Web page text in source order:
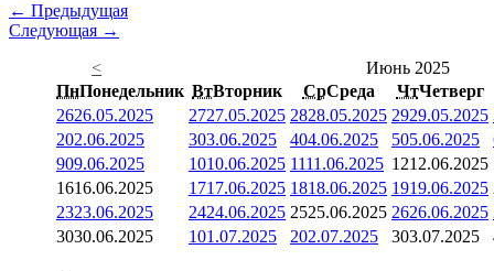
← Предыдущая
Следующая →
<
Июнь 2025
ПнПонедельник ВтВторник СрСреда ЧтЧетверг
2626.05.2025 2727.05.2025 2828.05.2025 2929.05.2025
202.06.2025 303.06.2025 404.06.2025 505.06.2025
909.06.2025 1010.06.2025 1111.06.2025 1212.06.2025
1616.06.2025 1717.06.2025 1818.06.2025 1919.06.2025
2323.06.2025 2424.06.2025 2525.06.2025 2626.06.2025
3030.06.2025 101.07.2025 202.07.2025 303.07.2025